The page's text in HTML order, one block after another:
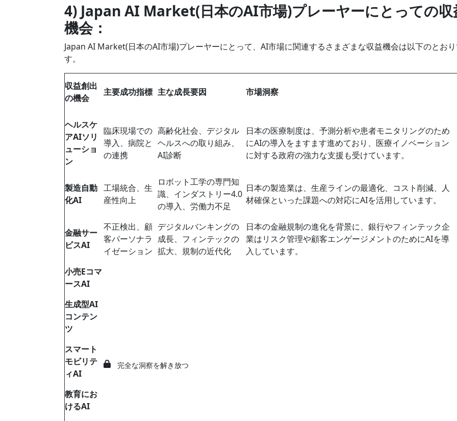
4) Japan AI Market(日本のAI市場)プレーヤーにとっての収
機会：
Japan AI Market(日本のAI市場)プレーヤーにとって、AI市場に関連するさまざまな収益機会は以下のとお
す。
収益創出
の機会
主要成功指標 主な成長要因 市場洞察
ヘルスケ
アAIソリ
ューショ
ン
臨床現場での
導入、病院と
の連携
高齢化社会、デジタル
ヘルスへの取り組み、
AI診断
日本の医療制度は、予測分析や患者モニタリングのため
にAIの導入をますます進めており、医療イノベーション
に対する政府の強力な支援も受けています。
製造自動
化AI
工場統合、生
産性向上
ロボット工学の専門知
識、インダストリー4.0
の導入、労働力不足
日本の製造業は、生産ラインの最適化、コスト削減、人
材確保といった課題への対応にAIを活用しています。
金融サー
ビスAI
不正検出、顧
客パーソナラ
イゼーション
デジタルバンキングの
成長、フィンテックの
拡大、規制の近代化
日本の金融規制の進化を背景に、銀行やフィンテック企
業はリスク管理や顧客エンゲージメントのためにAIを導
入しています。
小売Eコマ
ースAI
完全な洞察を解き放つ
生成型AI
コンテン
ツ
スマート
モビリテ
ィAI
教育にお
けるAI